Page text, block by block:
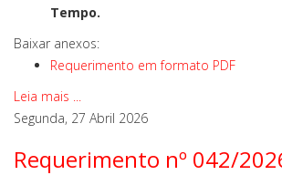
Tempo.
Baixar anexos:
Requerimento em formato PDF
Leia mais ...
Segunda, 27 Abril 2026
Requerimento nº 042/